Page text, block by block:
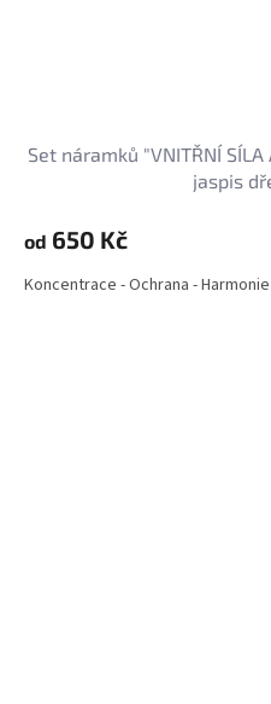
Set náramků "VNITŘNÍ
jaspis
od 650 Kč
Koncentrace - Ochrana - Harmonie